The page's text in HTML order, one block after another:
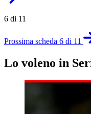
6 di 11
Prossima scheda 6 di 11
Lo voleno in